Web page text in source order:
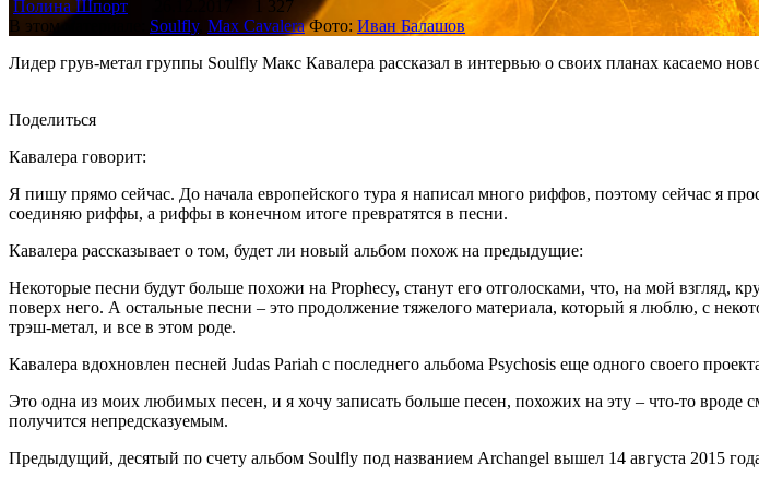
Полина Шпорт
1 327
В этом материале: Soulfly, Max Cavalera Фото: Иван Балашов
Лидер грув-метал группы Soulfly Макс Кавалера рассказал в интервью о своих планах касаемо
Поделиться
Кавалера говорит:
Я пишу прямо сейчас. До начала европейского тура я написал много риффов, поэтому сейчас я
соединяю риффы, а риффы в конечном итоге превратятся в песни.
Кавалера рассказывает о том, будет ли новый альбом похож на предыдущие:
Некоторые песни будут больше похожи на Prophecy, станут его отголосками, что, на мой взгляд,
поверх него. А остальные песни – это продолжение тяжелого материала, который я люблю, с
трэш-метал, и все в этом роде.
Кавалера вдохновлен песней Judas Pariah с последнего альбома Psychosis еще одного своего
Это одна из моих любимых песен, и я хочу записать больше песен, похожих на эту – что-то
получится непредсказуемым.
Предыдущий, десятый по счету альбом Soulfly под названием Archangel вышел 14 августа 2015